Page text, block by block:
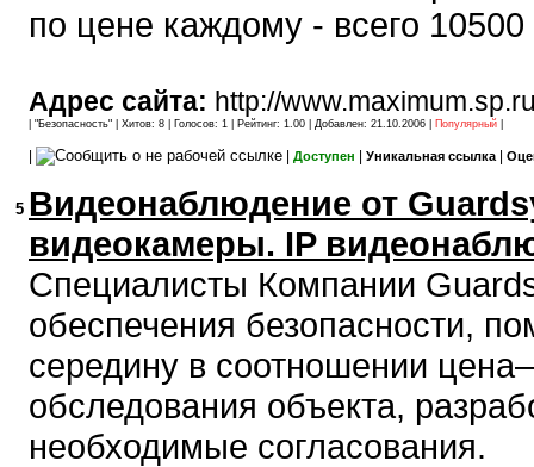
по цене каждому - всего 10500
Адрес сайта: http://
| "Безопасность" | Хитов: 8 | Голосов: 1 | Рейтинг: 1.00 | Добавлен: 21.10.2006 | Популярный
Доступен Уникальная ссылка|
5 Видеонаблюдение от
видеокамеры. IP
Специалисты Компании
обеспечения безопасности,
середину в соотношении
обследования объекта,
необходимые согласования.